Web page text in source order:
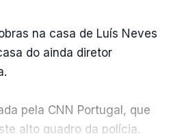
na casa de Luís Neves
do ainda diretor
pela CNN Portugal, que
alto quadro da polícia.